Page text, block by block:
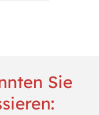
Sie